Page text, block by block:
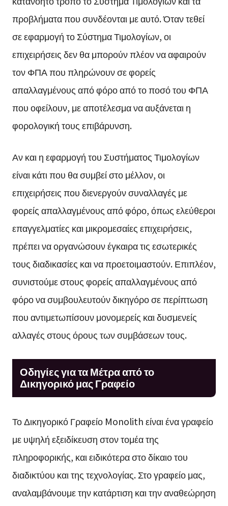
προβλήματα που συνδέονται με αυτό. Όταν τεθεί
σε εφαρμογή το Σύστημα Τιμολογίων, οι
επιχειρήσεις δεν θα μπορούν πλέον να αφαιρούν
τον ΦΠΑ που πληρώνουν σε φορείς
απαλλαγμένους από φόρο από το ποσό του ΦΠΑ
που οφείλουν, με αποτέλεσμα να αυξάνεται η
φορολογική τους επιβάρυνση.
Αν και η εφαρμογή του Συστήματος Τιμολογίων
είναι κάτι που θα συμβεί στο μέλλον, οι
επιχειρήσεις που διενεργούν συναλλαγές με
φορείς απαλλαγμένους από φόρο, όπως ελεύθεροι
επαγγελματίες και μικρομεσαίες επιχειρήσεις,
πρέπει να οργανώσουν έγκαιρα τις εσωτερικές
τους διαδικασίες και να προετοιμαστούν. Επιπλέον,
συνιστούμε στους φορείς απαλλαγμένους από
φόρο να συμβουλευτούν δικηγόρο σε περίπτωση
που αντιμετωπίσουν μονομερείς και δυσμενείς
αλλαγές στους όρους των συμβάσεων τους.
Οδηγίες για τα Μέτρα από το
Δικηγορικό μας Γραφείο
Το Δικηγορικό Γραφείο Monolith είναι ένα γραφείο
με υψηλή εξειδίκευση στον τομέα της
πληροφορικής, και ειδικότερα στο δίκαιο του
διαδικτύου και της τεχνολογίας. Στο γραφείο μας,
αναλαμβάνουμε την κατάρτιση και την αναθεώρηση